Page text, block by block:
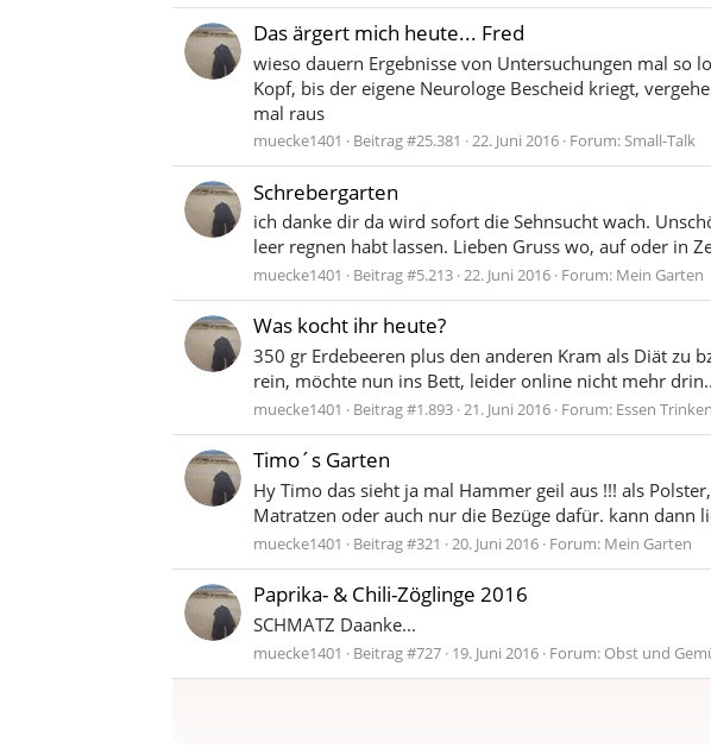
Das ärgert mich heute... Fred
wieso dauern Ergebnisse von Untersuchungen mal so
Kopf, bis der eigene Neurologe Bescheid kriegt,
mal raus
muecke1401 Beitrag #25.381 22. Juni 2016 Forum:Small-Talk
Schrebergarten
ich danke dir da wird sofort die Sehnsucht wach.
leer regnen habt lassen. Lieben Gruss wo, auf oder in
muecke1401 Beitrag #5.213 22. Juni 2016 Forum: Mein Garten
Was kocht ihr heute?
350 gr Erdebeeren plus den anderen Kram als Diät zu
rein, möchte nun ins Bett, leider online nicht mehr
muecke1401 Beitrag #1.893 21. Juni 2016 Forum: Essen Trinken
Timo´s Garten
Hy Timo das sieht ja mal Hammer geil aus !!! als
Matratzen oder auch nur die Bezüge dafür. kann dann
muecke1401 Beitrag #321 20. Juni 2016 Forum: Mein Garten
Paprika- & Chili-Zöglinge 2016
SCHMATZ Daanke...
muecke1401 Beitrag #727 19. Juni 2016 Forum: Obst und